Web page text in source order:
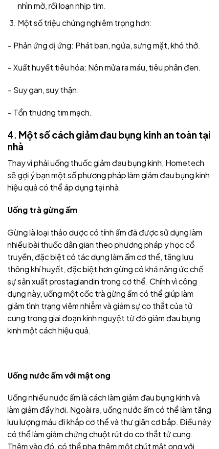
nhìn mờ, rối loạn nhịp tim.
Một số triệu chứng nghiêm trọng hơn:
– Phản ứng dị ứng: Phát ban, ngứa, sưng mặt, khó thở.
– Xuất huyết tiêu hóa: Nôn mửa ra máu, tiêu phân đen.
– Suy gan, suy thận.
– Tổn thương tim mạch.
4. Một số cách giảm đau bụng kinh an toàn tại
nhà
Thay vì phải uống thuốc giảm đau bụng kinh, Hometech
sẽ gợi ý bạn một số phương pháp làm giảm đau bụng kinh
hiệu quả có thể áp dụng tại nhà.
Uống trà gừng ấm
Gừng là loại thảo dược có tính ấm đã được sử dụng làm
nhiều bài thuốc dân gian theo phương pháp y học cổ
truyền, đặc biệt có tác dụng làm ấm cơ thể, tăng lưu
thông khí huyết, đặc biệt hơn gừng có khả năng ức chế
sự sản xuất prostaglandin trong cơ thể. Chính vì công
dụng này, uống một cốc trà gừng ấm có thể giúp làm
giảm tình trạng viêm nhiễm và giảm sự co thắt của tử
cung trong giai đoạn kinh nguyệt từ đó giảm đau bụng
kinh một cách hiệu quả.
Uống nước ấm với mật ong
Uống nhiều nước ấm là cách làm giảm đau bụng kinh và
làm giảm đầy hơi. Ngoài ra, uống nước ấm có thể làm tăng
lưu lượng máu đi khắp cơ thể và thư giãn cơ bắp. Điều này
có thể làm giảm chứng chuột rút do co thắt tử cung.
Thêm vào đó, có thể pha thêm một chút mật ong với